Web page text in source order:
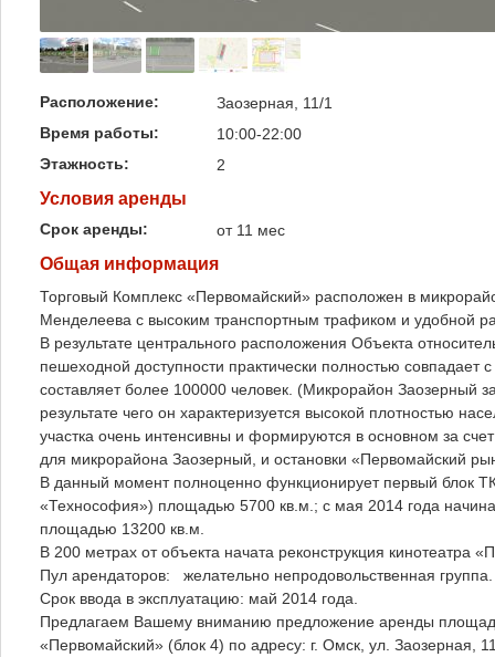
Расположение:
Заозерная, 11/1
Время работы:
10:00-22:00
Этажность:
2
Условия аренды
Срок аренды: от 11 мес
Общая информация
Торговый Комплекс «Первомайский» расположен в
Менделеева с высоким транспортным трафиком и удобной
В результате центрального расположения Объекта
пешеходной доступности практически полностью совпадает
составляет более 100000 человек. (Микрорайон Заозерный
результате чего он характеризуется высокой плотностью
участка очень интенсивны и формируются в основном за
для микрорайона Заозерный, и остановки «Первомайский
В данный момент полноценно функционирует первый блок
«Технософия») площадью 5700 кв.м.; с мая 2014 года
площадью 13200 кв.м.
В 200 метрах от объекта начата реконструкция кинотеатра
Пул арендаторов: желательно непродовольственная группа.
Срок ввода в эксплуатацию: май 2014 года.
Предлагаем Вашему вниманию предложение аренды
«Первомайский» (блок 4) по адресу: г. Омск, ул. Заозерная,